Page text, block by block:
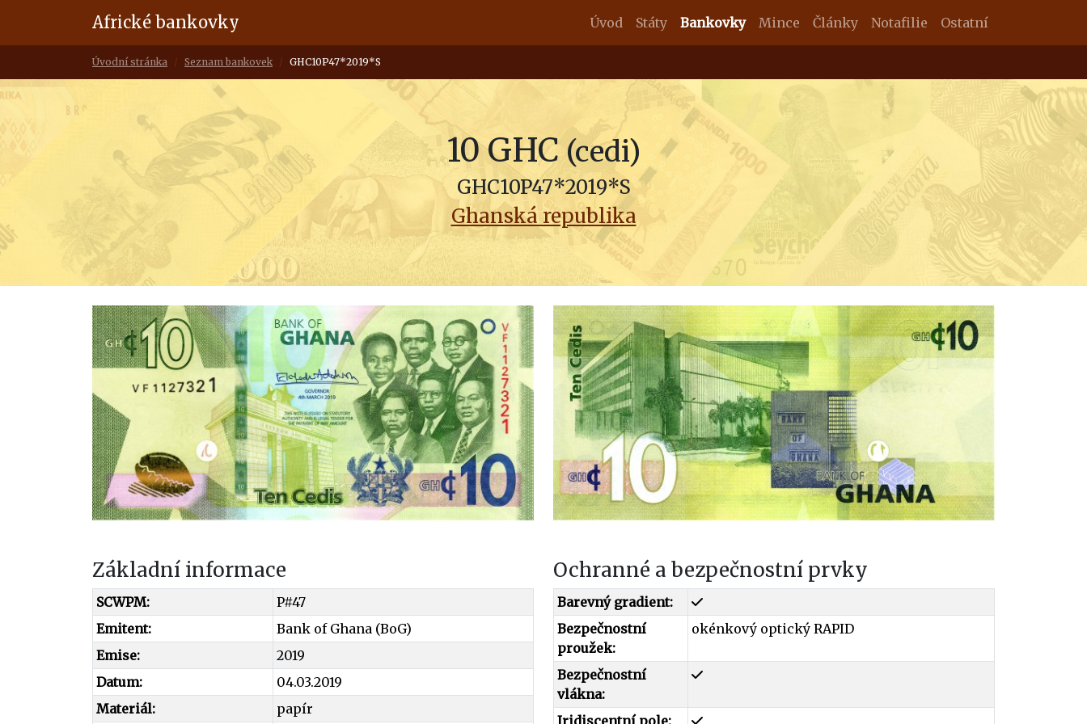
Africké bankovky Úvod Státy Bankovky Mince Články Notafilie Ostatní
Úvodní stránka Seznam bankovek GHC10P47*2019*S
10 GHC (cedi)
GHC10P47*2019*S
Ghanská republika
Základní informace
SCWPM:
P#47
Emitent:
Bank of Ghana (BoG)
Emise:
2019
Datum:
04.03.2019
Materiál:
papír
Ochranné a bezpečnostní prvky
Barevný gradient:
Bezpečnostní
proužek:
okénkový optický RAPID
Bezpečnostní
vlákna: